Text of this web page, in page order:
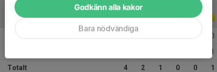
ALLA SERIER ALLA ÅR
0
1
Totalt 4 2 1 0 0 1
Godkänn alla kakor
Bara nödvändiga